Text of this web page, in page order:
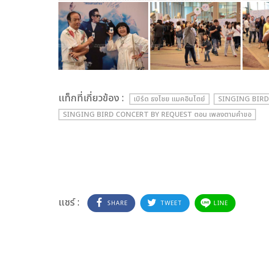
เเท็กที่เกี่ยวข้อง : เบิร์ด ธงไชย แมคอินไตย์
SINGING BIRD
SINGING BIRD CONCERT BY REQUEST ตอน เพลงตามคำขอ
แชร์ : SHARE TWEET LINE